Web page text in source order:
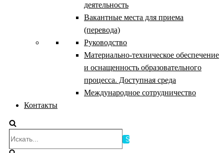
деятельность
Вакантные места для приема
(перевода)
Руководство
Материально-техническое обеспечение
и оснащенность образовательного
процесса. Доступная среда
Международное сотрудничество
Контакты